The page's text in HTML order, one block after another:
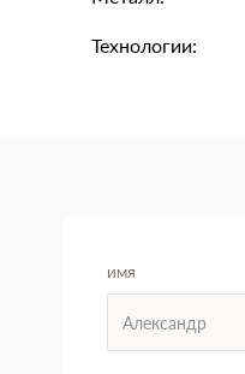
Технологии:
ИМЯ